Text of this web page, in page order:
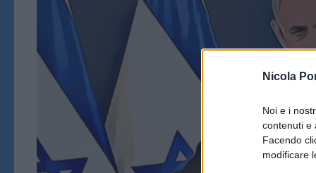
Nicola
Noi e i
contenuti e
Facendo
modificare